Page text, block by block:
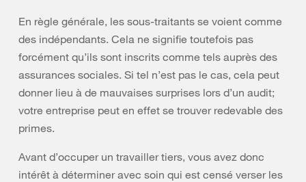
En règle générale, les sous-traitants se voient comme
des indépendants. Cela ne signifie toutefois pas
forcément qu’ils sont inscrits comme tels auprès des
assurances sociales. Si tel n’est pas le cas, cela peut
donner lieu à de mauvaises surprises lors d’un audit;
votre entreprise peut en effet se trouver redevable des
primes.
Avant d’occuper un travailler tiers, vous avez donc
intérêt à déterminer avec soin qui est censé verser les